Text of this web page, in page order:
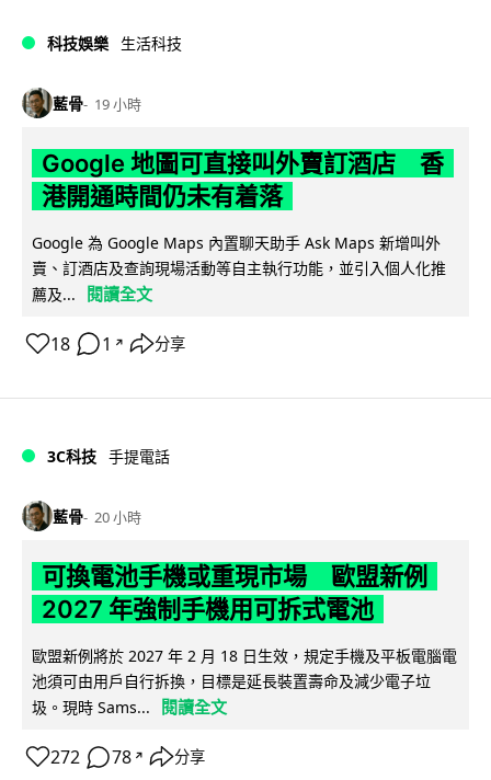
科技娛樂 生活科技
藍骨 19 小時
Google 地圖可直接叫外賣訂酒店 香
港開通時間仍未有着落
Google 為 Google Maps 內置聊天助手 Ask Maps 新增叫外
賣、訂酒店及查詢現場活動等自主執行功能，並引入個人化推
薦及...
閱讀全文
18 1 ↗ 分享
3C科技 手提電話
藍骨 20 小時
可換電池手機或重現市場 歐盟新例
2027 年強制手機用可拆式電池
歐盟新例將於 2027 年 2 月 18 日生效，規定手機及平板電腦電
池須可由用戶自行拆換，目標是延長裝置壽命及減少電子垃
圾。現時 Sams...
閱讀全文
272 78 ↗ 分享